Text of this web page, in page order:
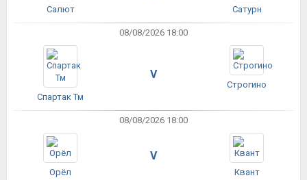
Салют Сатурн
08/08/2026 18:00
Спартак Тм
V
Строгино
08/08/2026 18:00
Орёл
V
Квант